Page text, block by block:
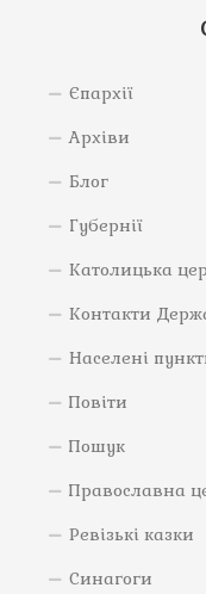
Єпархії
Архіви
Блог
Губернії
Католицька
Контакти
Населені
Повіти
Пошук
Православна
Ревізькі казки
Синагоги